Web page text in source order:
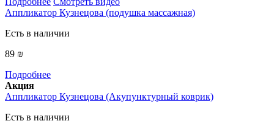
Аппликатор Кузнецова (подушка массажная)
Есть в наличии
89 ₪
Подробнее
Акция
Аппликатор Кузнецова (Акупунктурный коврик)
Есть в наличии